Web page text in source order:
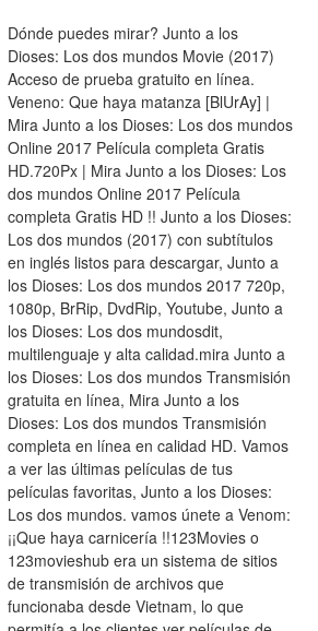
Dónde puedes mirar? Junto a los
Dioses: Los dos mundos Movie (2017)
Acceso de prueba gratuito en línea.
Veneno: Que haya matanza [BlUrAy] |
Mira Junto a los Dioses: Los dos mundos
Online 2017 Película completa Gratis
HD.720Px | Mira Junto a los Dioses: Los
dos mundos Online 2017 Película
completa Gratis HD !! Junto a los Dioses:
Los dos mundos (2017) con subtítulos
en inglés listos para descargar, Junto a
los Dioses: Los dos mundos 2017 720p,
1080p, BrRip, DvdRip, Youtube, Junto a
los Dioses: Los dos mundosdit,
multilenguaje y alta calidad.mira Junto a
los Dioses: Los dos mundos Transmisión
gratuita en línea, Mira Junto a los
Dioses: Los dos mundos Transmisión
completa en línea en calidad HD. Vamos
a ver las últimas películas de tus
películas favoritas, Junto a los Dioses:
Los dos mundos. vamos únete a Venom:
¡¡Que haya carnicería !!123Movies o
123movieshub era un sistema de sitios
de transmisión de archivos que
funcionaba desde Vietnam, lo que